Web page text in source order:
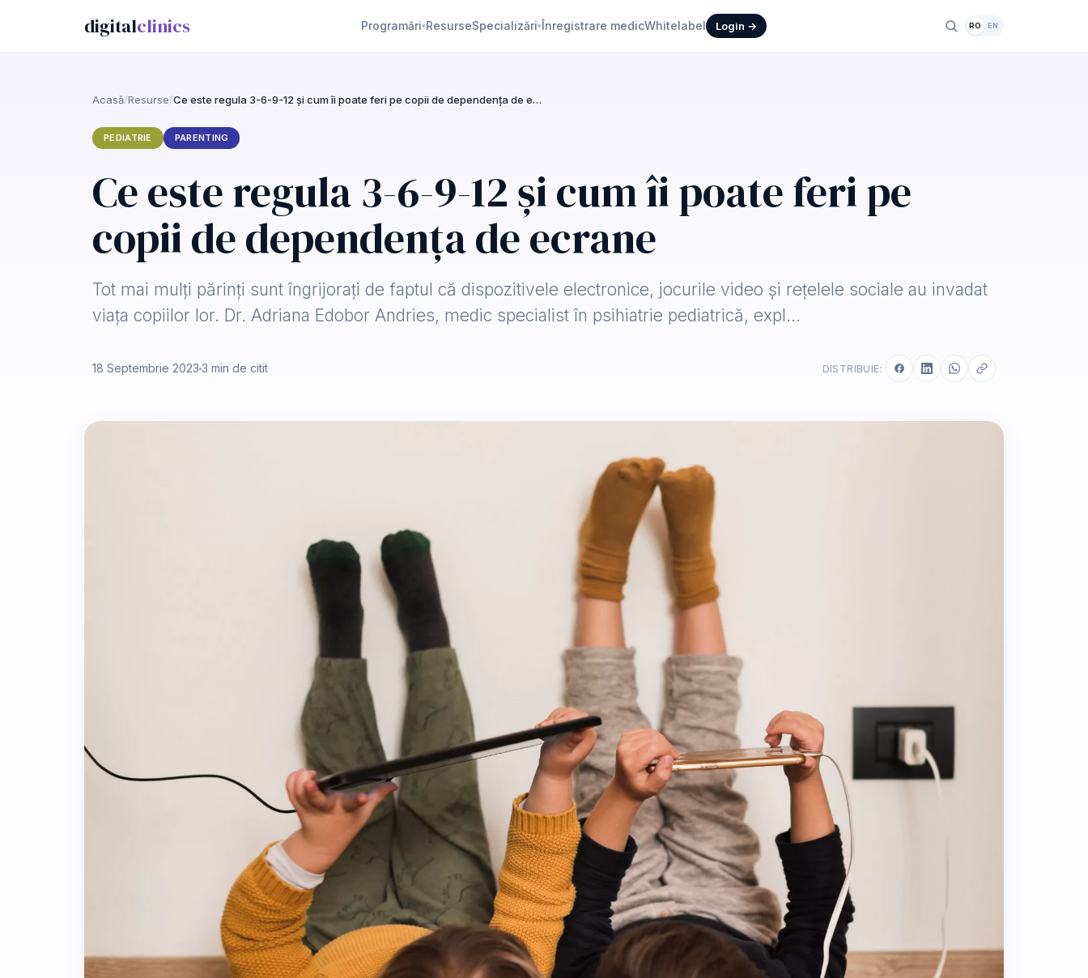
digitalclinics Programări▾ResurseSpecializări▾Înregistrare medicWhitelabel Login → RO EN
Acasă/Resurse/ Ce este regula 3-6-9-12 și cum îi poate feri pe copii de dependența de ecrane
PEDIATRIE PARENTING
Ce este regula 3-6-9-12 și cum îi poate feri pe
copii de dependența de ecrane
Tot mai mulți părinți sunt îngrijorați de faptul că dispozitivele electronice, jocurile video și rețelele sociale au invadat
viața copiilor lor. Dr. Adriana Edobor Andries, medic specialist în psihiatrie pediatrică, expl…
18 Septembrie 2023 3 min de citit DISTRIBUIE: